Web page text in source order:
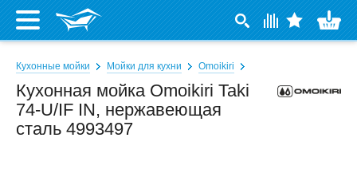
Кухонные мойки Мойки для кухни Omoikiri
Кухонная мойка Omoikiri Taki
74-U/IF IN, нержавеющая
сталь 4993497